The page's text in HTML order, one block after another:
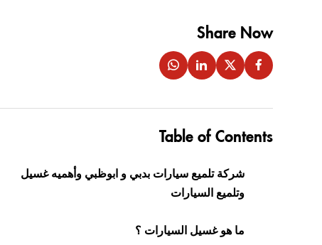
Share Now
Table of Contents
شركة تلميع سيارات بدبي و ابوظبي وأهميه غسيل
وتلميع السيارات
ما هو غسيل السيارات ؟